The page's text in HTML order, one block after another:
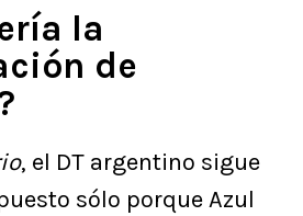
la
de
, el DT argentino sigue
sólo porque Azul